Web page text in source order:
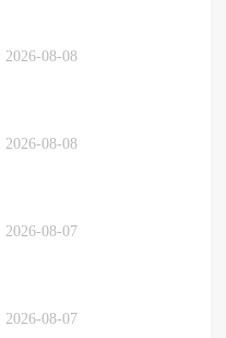
2026-08-08
2026-08-08
2026-08-07
2026-08-07